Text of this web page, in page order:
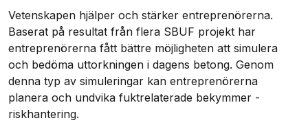
Vetenskapen hjälper och stärker entreprenörerna.
Baserat på resultat från flera SBUF projekt har
entreprenörerna fått bättre möjligheten att simulera
och bedöma uttorkningen i dagens betong. Genom
denna typ av simuleringar kan entreprenörerna
planera och undvika fuktrelaterade bekymmer -
riskhantering.